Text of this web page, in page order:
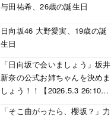
与田祐希、26歳の誕生日
日向坂46 大野愛実、19歳の誕
生日
「日向坂で会いましょう」坂井
新奈の公式お姉ちゃんを決めま
しょう！！【2026.5.3 26:10〜
「そこ曲がったら、櫻坂？」力